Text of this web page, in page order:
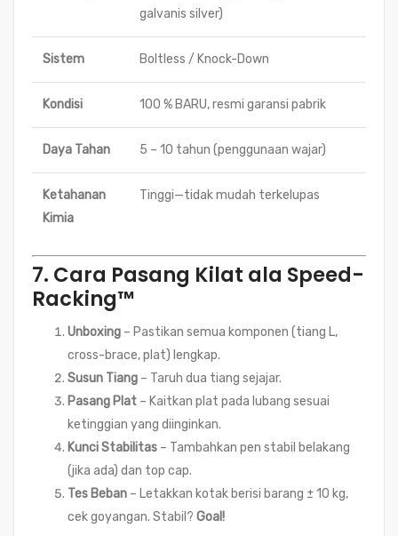
galvanis silver)
Sistem Boltless / Knock-Down
Kondisi 100 % BARU, resmi garansi pabrik
Daya Tahan 5 – 10 tahun (penggunaan wajar)
Ketahanan
Kimia
Tinggi—tidak mudah terkelupas
7. Cara Pasang Kilat ala Speed-
Racking™
Unboxing – Pastikan semua komponen (tiang L,
cross-brace, plat) lengkap.
Susun Tiang – Taruh dua tiang sejajar.
Pasang Plat – Kaitkan plat pada lubang sesuai
ketinggian yang diinginkan.
Kunci Stabilitas – Tambahkan pen stabil belakang
(jika ada) dan top cap.
Tes Beban – Letakkan kotak berisi barang ± 10 kg,
cek goyangan. Stabil? Goal!